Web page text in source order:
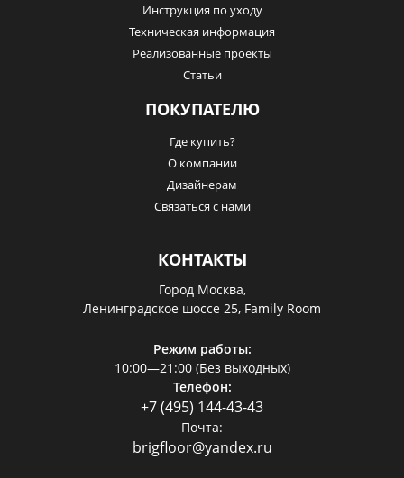
Инструкция по уходу
Техническая информация
Реализованные проекты
Статьи
ПОКУПАТЕЛЮ
Где купить?
О компании
Дизайнерам
Связаться с нами
КОНТАКТЫ
Город Москва,
Ленинградское шоссе 25, Family Room
Режим работы:
10:00—21:00 (Без выходных)
Телефон:
+7 (495) 144-43-43
Почта:
brigfloor@yandex.ru